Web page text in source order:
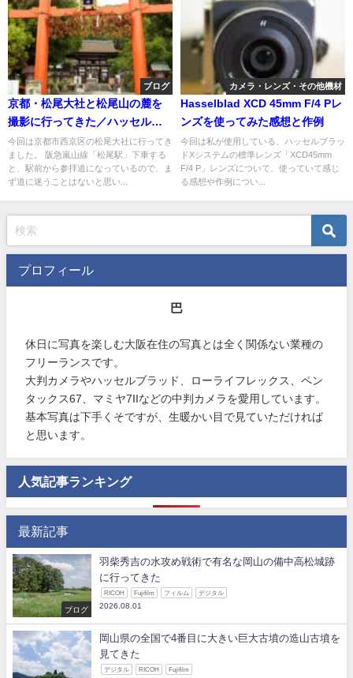
ブログ
京都・松尾大社と松尾山の麓を
撮影に行ってきた／ハッセルブ
ラッド500CM
今回は京都市西京区の松尾大社に行ってき
ました。 阪急嵐山線「松尾駅」下車する
と、駅前から参拝道になっているので、ま
ず道に迷うことはないと思い...
カメラ・レンズ・その他機材
Hasselblad XCD 45mm F/4 Pレ
ンズを使ってみた感想と作例
今回は私が使用している、ハッセルブラッ
ドXシステムの標準レンズ「XCD45mm
F/4 P」レンズについて、使っていて感じ
る感想や作例につい...
プロフィール
巴
休日に写真を楽しむ大阪在住の写真とは全く関係ない業種の
フリーランスです。
大判カメラやハッセルブラッド、ローライフレックス、ペン
タックス67、マミヤ7IIなどの中判カメラを愛用しています。
基本写真は下手くそですが、生暖かい目で見ていただければ
と思います。
人気記事ランキング
最新記事
ブログ
羽柴秀吉の水攻め戦術で有名な岡山の備中高松城跡
に行ってきた
RICOH Fujifilm フィルム デジタル
2026.08.01
岡山県の全国で4番目に大きい巨大古墳の造山古墳を
見てきた
デジタル RICOH Fujifilm